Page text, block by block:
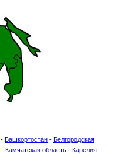
- Башкортостан - Белгородская
- Камчатская область - Карелия -